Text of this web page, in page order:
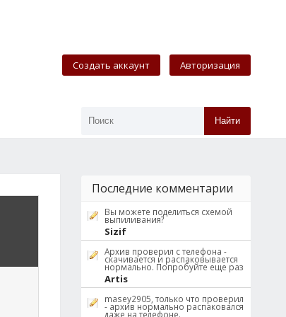
Создать аккаунт Авторизация
Найти
Последние комментарии
Вы можете поделиться схемой
выпиливания?
Sizif
Архив проверил с телефона -
скачивается и распаковывается
нормально. Попробуйте еще раз
Artis
masey2905, только что проверил
- архив нормально распаковался
даже на телефоне.